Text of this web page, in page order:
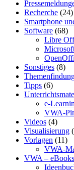
Recherche (24)
Smartphone
Software (68)
Libre
Sonstiges (8)
Tipps (6)
e-
VWA-
Videos (4)
Visualisierung
Vorlagen (11)
VWA-
VWA – eBooks